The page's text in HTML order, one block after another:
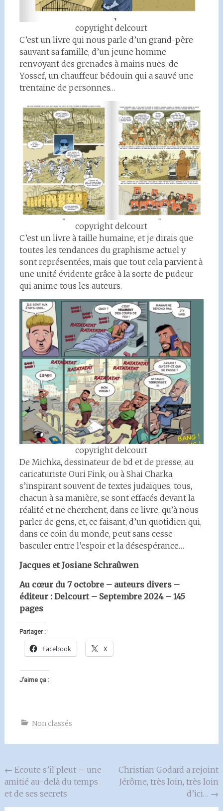
copyright delcourt
C’est un livre qui nous parle d’un grand-père
sauvant sa famille, d’un jeune homme
renvoyant des grenades à mains nues, de
Yossef, un chauffeur bédouin qui a sauvé une
trentaine de personnes…
copyright delcourt
C’est un livre à taille humaine, et je dirais que
toutes les tendances du graphisme actuel y
sont représentées, mais que tout cela parvient à
une unité évidente grâce à la sorte de pudeur
qui anime tous les auteurs.
copyright delcourt
De Michka, dessinateur de bd et de presse, au
caricaturiste Ouri Fink, ou à Shai Charka,
s’inspirant souvent de textes judaïques, tous,
chacun à sa manière, se sont effacés devant la
réalité et ne cherchent, dans ce livre, qu’à nous
parler de gens, et, ce faisant, d’un quotidien qui,
dans ce coin du monde, peut sans cesse
basculer entre l’espoir et la désespérance…
Jacques et Josiane Schraûwen
Au cœur du 7 octobre – auteurs divers –
éditeur : Delcourt – Septembre 2024 – 145
pages
Partager :
Facebook X
J’aime ça :
Non classés
Navigation
de
l'article
← Ecoute s’il pleut – une
amitié au-delà du temps
et de ses secrets
Christian Godard a rejoint
Jérôme, très loin, très loin
d’ici… →